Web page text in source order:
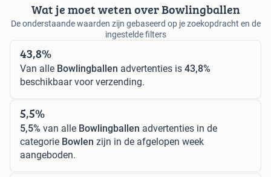
Wat je moet weten over Bowlingballen
De onderstaande waarden zijn gebaseerd op je zoekopdracht en de
ingestelde filters
43,8%
Van alle Bowlingballen advertenties is 43,8%
beschikbaar voor verzending.
5,5%
5,5% van alle Bowlingballen advertenties in de
categorie Bowlen zijn in de afgelopen week
aangeboden.